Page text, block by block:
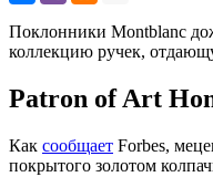
Поклонники Montblanc
коллекцию ручек,
Patron of Art
Как сообщает Forbes,
покрытого золотом